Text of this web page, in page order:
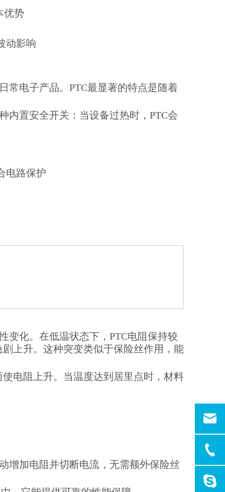
优势
动影响
常电子产品。PTC最显著的特点是随着
置安全开关：当设备过热时，PTC会
电路保护
变化。在低温状态下，PTC电阻保持较
上升。这种突变类似于保险丝作用，能
电阻上升。当温度达到居里点时，材料
增加电阻并切断电流，无需额外保险丝